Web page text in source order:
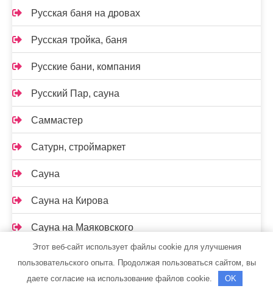
Русская баня на дровах
Русская тройка, баня
Русские бани, компания
Русский Пар, сауна
Саммастер
Сатурн, строймаркет
Сауна
Сауна на Кирова
Сауна на Маяковского
Сауна, ст. Константиновская
Сафари, гостиница
Этот веб-сайт использует файлы cookie для улучшения
пользовательского опыта. Продолжая пользоваться сайтом, вы
даете согласие на использование файлов cookie.
OK